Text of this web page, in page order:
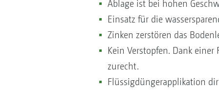
Ablage ist bei hohen
Einsatz für die
Zinken zerstören das
Kein Verstopfen. Dank
zurecht.
Flüssigdüngerapplikation